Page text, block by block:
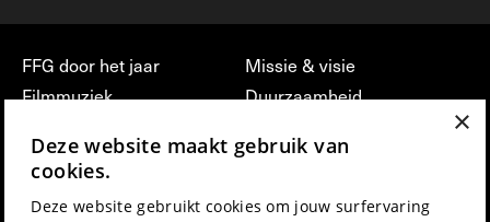
FFG door het jaar
Filmmuziek
Press & Industry
Missie & visie
Duurzaamheid
vrijwilligerswerk bij FFG
Privacy & Disclaimer
×
Deze website maakt gebruik van
cookies.
Deze website gebruikt cookies om jouw surfervaring